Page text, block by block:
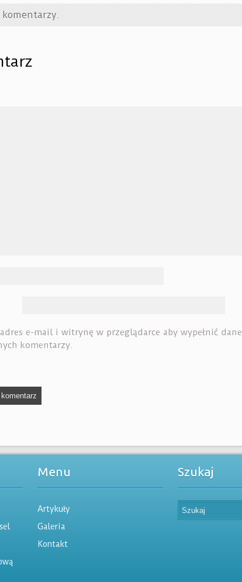
komentarzy.
e-mail i witrynę w przeglądarce aby wypełnić dane
komentarzy.
Menu
Artykuły
Galeria
Kontakt
Szukaj